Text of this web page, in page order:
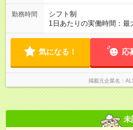
勤務時間
シフト制
1日あたりの実働時間：
時間：８時間 08:30～
時間程度です。
気になる！ 応
掲載元企業名
未